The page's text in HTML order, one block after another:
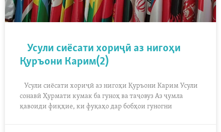
Усули сиёсати хориҷӣ аз нигоҳи
Қуръони Карим(2)
Усули сиёсати хориҷӣ аз нигоҳи Қуръони Карим Усули
сонавӣ Ҳурмати кумак ба гуноҳ ва таҷовуз Аз ҷумла
қавоиди фиқҳие, ки фуқаҳо дар бобҳои гуногни